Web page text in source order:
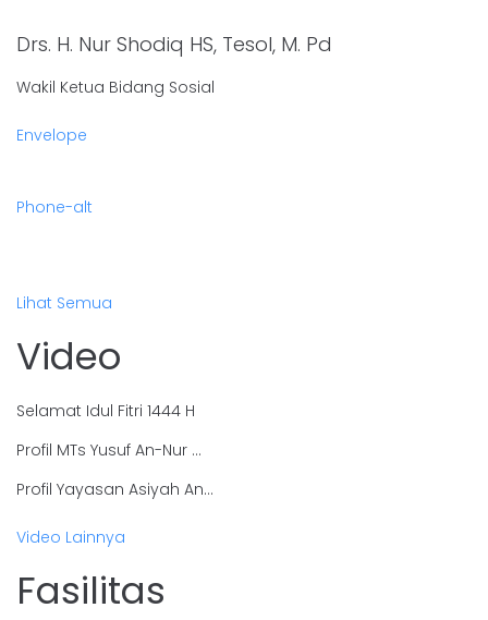
Drs. H. Nur Shodiq HS, Tesol, M. Pd
Wakil Ketua Bidang Sosial
Envelope
Phone-alt
Lihat Semua
Video
Selamat Idul Fitri 1444 H
Profil MTs Yusuf An-Nur …
Profil Yayasan Asiyah An…
Video Lainnya
Fasilitas